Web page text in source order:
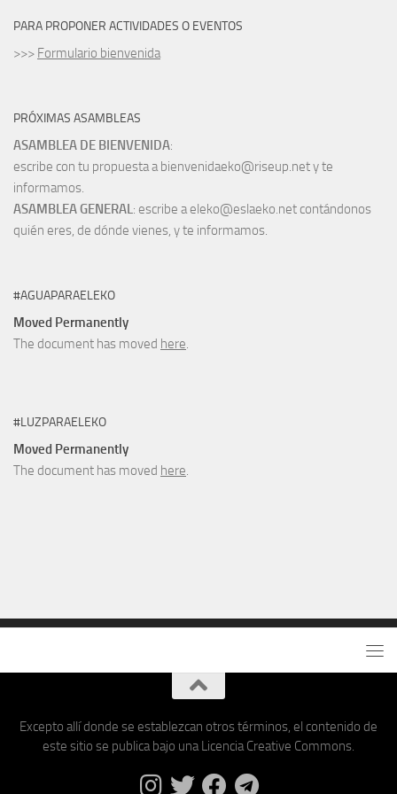
PARA PROPONER ACTIVIDADES O EVENTOS
>>> Formulario bienvenida
PRÓXIMAS ASAMBLEAS
ASAMBLEA DE BIENVENIDA:
escribe con tu propuesta a bienvenidaeko@riseup.net y te
informamos.
ASAMBLEA GENERAL : escribe a eleko@eslaeko.net contándonos
quién eres, de dónde vienes, y te informamos.
#AGUAPARAELEKO
Moved Permanently
The document has moved here
#LUZPARAELEKO
Moved Permanently
The document has moved here
Excepto allí donde se establezcan otros términos, el contenido de
este sitio se publica bajo una Licencia Creative Commons.